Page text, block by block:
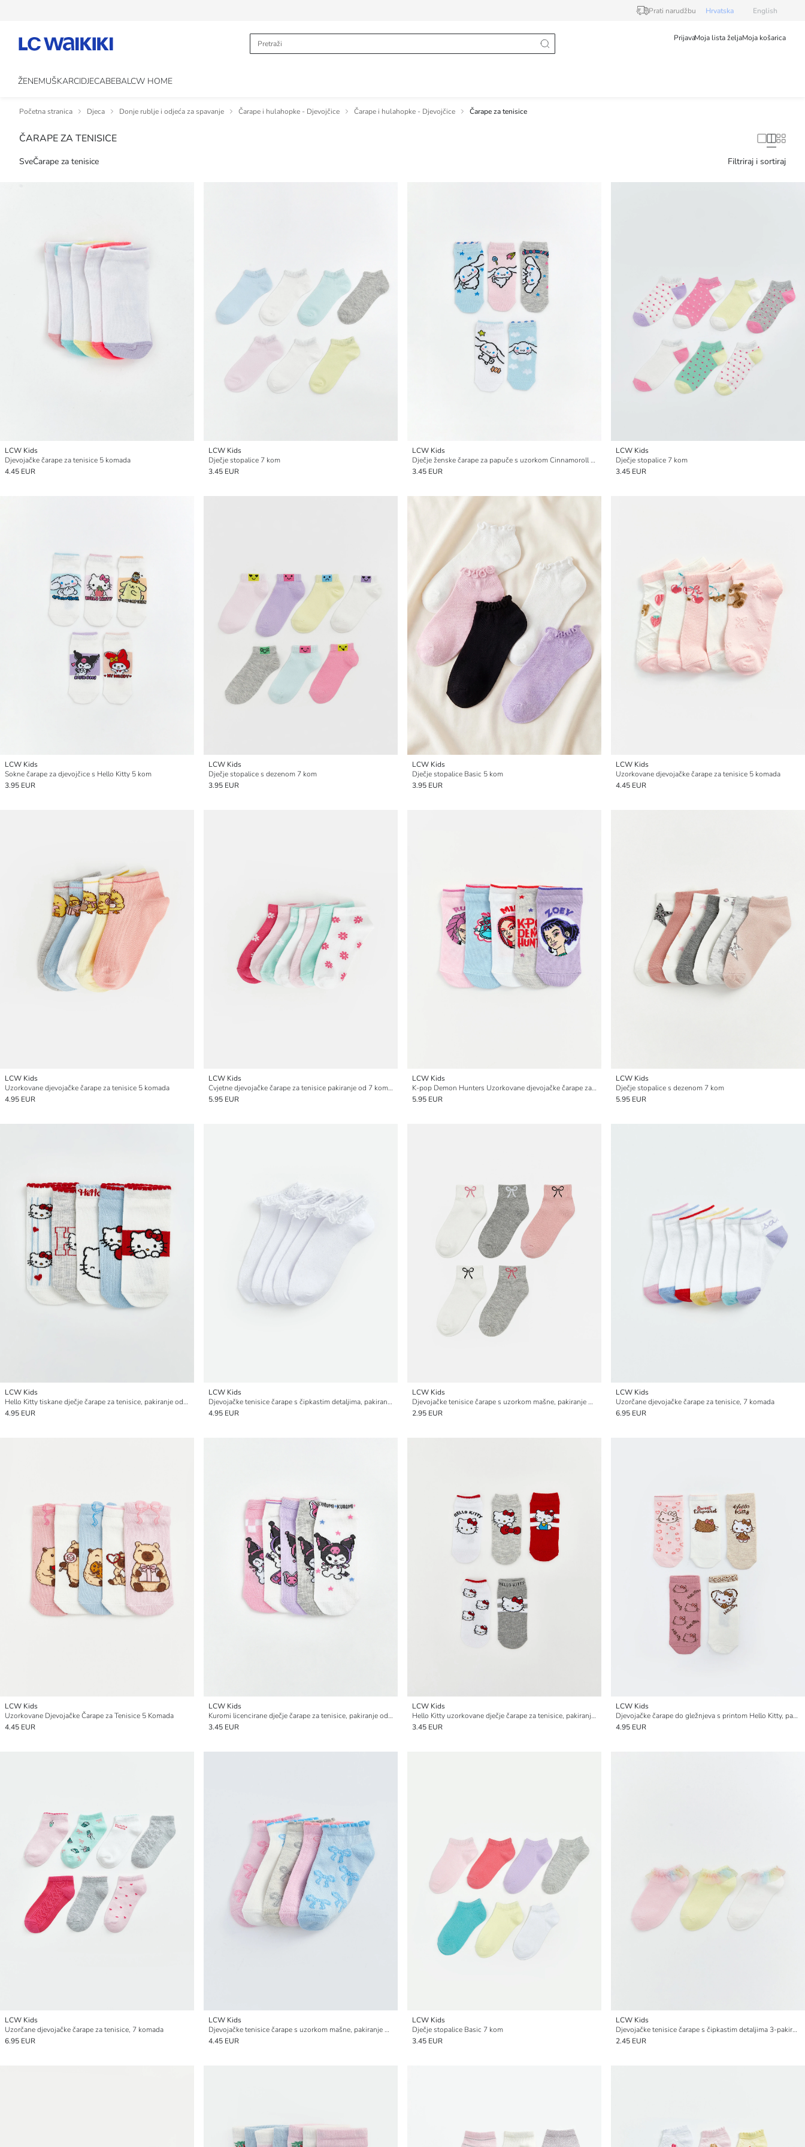
Prati narudžbu Hrvatska English
PrijavaMoja lista željaMoja košarica
ŽENEMUŠKARCIDJECABEBALCW HOME
Početna stranica Djeca Donje rublje i odjeća za spavanje Čarape i hulahopke - Djevojčice Čarape i hulahopke - Djevojčice Čarape za tenisice
ČARAPE ZA TENISICE
SveČarape za tenisice Filtriraj i sortiraj
LCW Kids
Djevojačke čarape za tenisice 5 komada
4.45 EUR
LCW Kids
Dječje stopalice 7 kom
3.45 EUR
LCW Kids
Dječje ženske čarape za papuče s uzorkom Cinnamoroll (5 kom)
3.45 EUR
LCW Kids
Dječje stopalice 7 kom
3.45 EUR
LCW Kids
Sokne čarape za djevojčice s Hello Kitty 5 kom
3.95 EUR
LCW Kids
Dječje stopalice s dezenom 7 kom
3.95 EUR
LCW Kids
Dječje stopalice Basic 5 kom
3.95 EUR
LCW Kids
Uzorkovane djevojačke čarape za tenisice 5 komada
4.45 EUR
LCW Kids
Uzorkovane djevojačke čarape za tenisice 5 komada
4.95 EUR
LCW Kids
Cvjetne djevojačke čarape za tenisice pakiranje od 7 komada
5.95 EUR
LCW Kids
K-pop Demon Hunters Uzorkovane djevojačke čarape za tenisice 5 komada
5.95 EUR
LCW Kids
Dječje stopalice s dezenom 7 kom
5.95 EUR
LCW Kids
Hello Kitty tiskane dječje čarape za tenisice, pakiranje od 5 komada
4.95 EUR
LCW Kids
Djevojačke tenisice čarape s čipkastim detaljima, pakiranje od 5 komada
4.95 EUR
LCW Kids
Djevojačke tenisice čarape s uzorkom mašne, pakiranje od 5 komada
2.95 EUR
LCW Kids
Uzorčane djevojačke čarape za tenisice, 7 komada
6.95 EUR
LCW Kids
Uzorkovane Djevojačke Čarape za Tenisice 5 Komada
4.45 EUR
LCW Kids
Kuromi licencirane dječje čarape za tenisice, pakiranje od 5 komada
3.45 EUR
LCW Kids
Hello Kitty uzorkovane dječje čarape za tenisice, pakiranje od 5 komada
3.45 EUR
LCW Kids
Djevojačke čarape do gležnjeva s printom Hello Kitty, pakiranje od 5
4.95 EUR
LCW Kids
Uzorčane djevojačke čarape za tenisice, 7 komada
6.95 EUR
LCW Kids
Djevojačke tenisice čarape s uzorkom mašne, pakiranje od 5 komada
4.45 EUR
LCW Kids
Dječje stopalice Basic 7 kom
3.45 EUR
LCW Kids
Djevojačke tenisice čarape s čipkastim detaljima 3-pakiranje
2.45 EUR